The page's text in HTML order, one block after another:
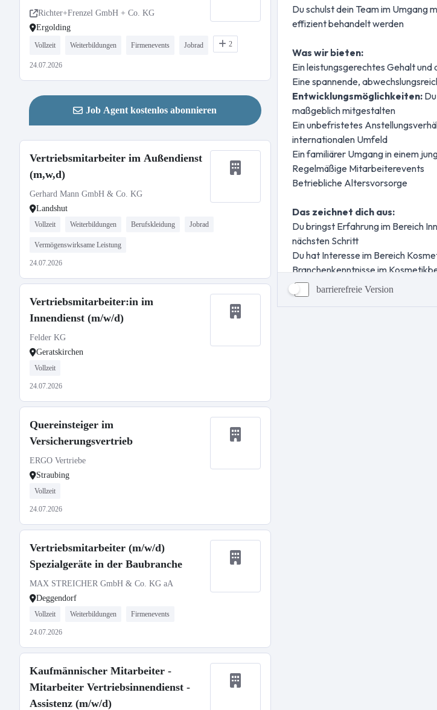
Richter+Frenzel GmbH + Co. KG
Ergolding
Vollzeit Weiterbildungen Firmenevents Jobrad 2
24.07.2026
Job Agent kostenlos abonnieren
Vertriebsmitarbeiter im Außendienst
(m,w,d)
Gerhard Mann GmbH & Co. KG
Landshut
Vollzeit Weiterbildungen Berufskleidung Jobrad
Vermögenswirksame Leistung
24.07.2026
Vertriebsmitarbeiter:in im
Innendienst (m/w/d)
Felder KG
Geratskirchen
Vollzeit
24.07.2026
Quereinsteiger im
Versicherungsvertrieb
ERGO Vertriebe
Straubing
Vollzeit
24.07.2026
Vertriebsmitarbeiter (m/w/d)
Spezialgeräte in der Baubranche
MAX STREICHER GmbH & Co. KG aA
Deggendorf
Vollzeit Weiterbildungen Firmenevents
24.07.2026
Kaufmännischer Mitarbeiter -
Mitarbeiter Vertriebsinnendienst -
Assistenz (m/w/d)
barrierefreie Version